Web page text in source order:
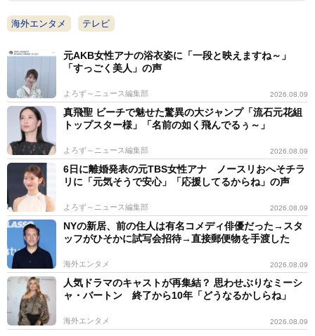
海外エンタメ テレビ
元AKB女性アナの浴衣姿に「一段と映えますね～」
「すっごく美人」の声
よろず～ニュース編集部 2026.08.09
真飛聖 ビーチで魅せた驚異の大ジャンプ「流石元花組
トップスター様」「名前の如く飛んでるぅ～」
よろず～ニュース編集部 2026.08.09
6日に離婚発表の元TBS女性アナ ノースリおへそチラ
リに「元気そうで安心」「応援してるからね」の声
よろず～ニュース編集部 2026.08.09
NYの新居、前の住人は有名コメディ俳優だった→スタ
ッフがひそかに試写会招待→直接郵便物を手渡した
海外エンタメ 2026.08.09
人気ドラマのキャストが再集結？ 思わせぶりなミーシ
ャ・バートン 終了から10年「どうなるかしらね」
海外エンタメ 2026.08.09